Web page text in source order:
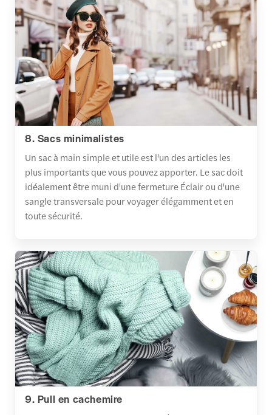
8. Sacs minimalistes
Un sac à main simple et utile est l'un des articles les
plus importants que vous pouvez apporter. Le sac doit
idéalement être muni d'une fermeture Éclair ou d'une
sangle transversale pour voyager élégamment et en
toute sécurité.
9. Pull en cachemire